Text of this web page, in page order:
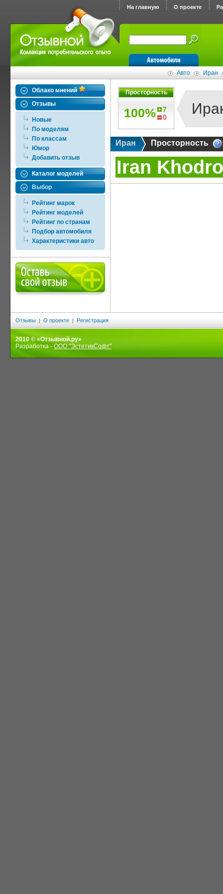
На главную О проекте
Авто Иран
Облако мнений
Отзывы
Новые
По моделям
По классам
Юмор
Добавить отзыв
Каталог моделей
Выбор
Рейтинг марок
Рейтинг моделей
Рейтинг по странам
Подбор автомобиля
Характеристики авто
Просторность
100%
7
0
Иран Просторность
Iran
Отзывы | О проекте | Регистрация
2010 © «Отзывной.ру»
Разработка - ООО "ЭстетикСофт"